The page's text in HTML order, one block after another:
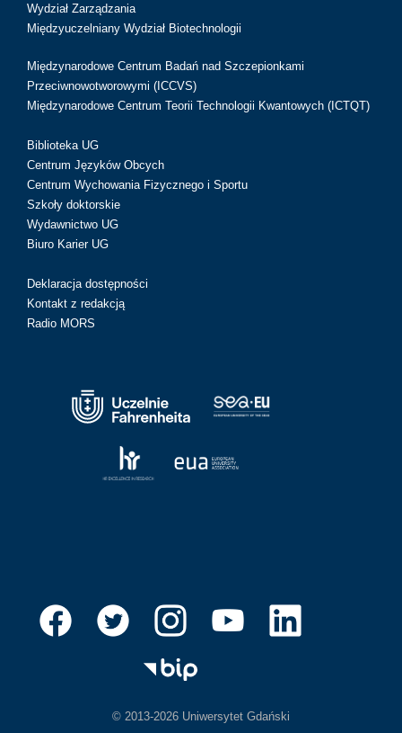
Wydział Zarządzania
Międzyuczelniany Wydział Biotechnologii
Międzynarodowe Centrum Badań nad Szczepionkami
Przeciwnowotworowymi (ICCVS)
Międzynarodowe Centrum Teorii Technologii Kwantowych (ICTQT)
Biblioteka UG
Centrum Języków Obcych
Centrum Wychowania Fizycznego i Sportu
Szkoły doktorskie
Wydawnictwo UG
Biuro Karier UG
Deklaracja dostępności
Kontakt z redakcją
Radio MORS
© 2013-2026 Uniwersytet Gdański